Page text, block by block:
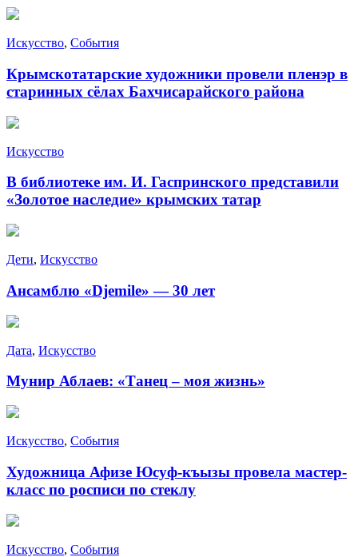
Искусство, События
Крымскотатарские художники провели пленэр в
старинных сёлах Бахчисарайского района
Искусство
В библиотеке им. И. Гаспринского представили
«Золотое наследие» крымских татар
Дети, Искусство
Ансамблю «Djemile» — 30 лет
Дата, Искусство
Мунир Аблаев: «Танец – моя жизнь»
Искусство, События
Художница Афизе Юсуф-къызы провела мастер-
класс по росписи по стеклу
Искусство, События